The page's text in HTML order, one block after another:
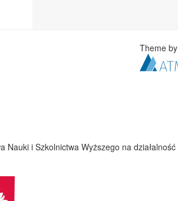
Theme by
Nauki i Szkolnictwa Wyższego na działalność